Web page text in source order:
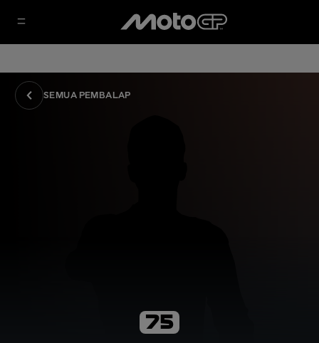
SEMUA PEMBALAP
75